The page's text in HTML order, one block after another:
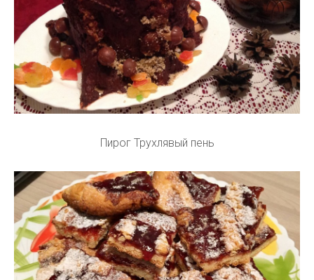
Пирог Трухлявый пень